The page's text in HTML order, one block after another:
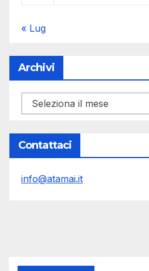
« Lug
Archivi
Archivi
Contattaci
info@atamai.it